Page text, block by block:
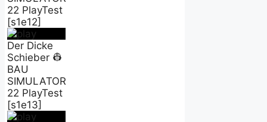
22 PlayTest
[s1e12]
Der Dicke
Schieber 👷
BAU
SIMULATOR
22 PlayTest
[s1e13]